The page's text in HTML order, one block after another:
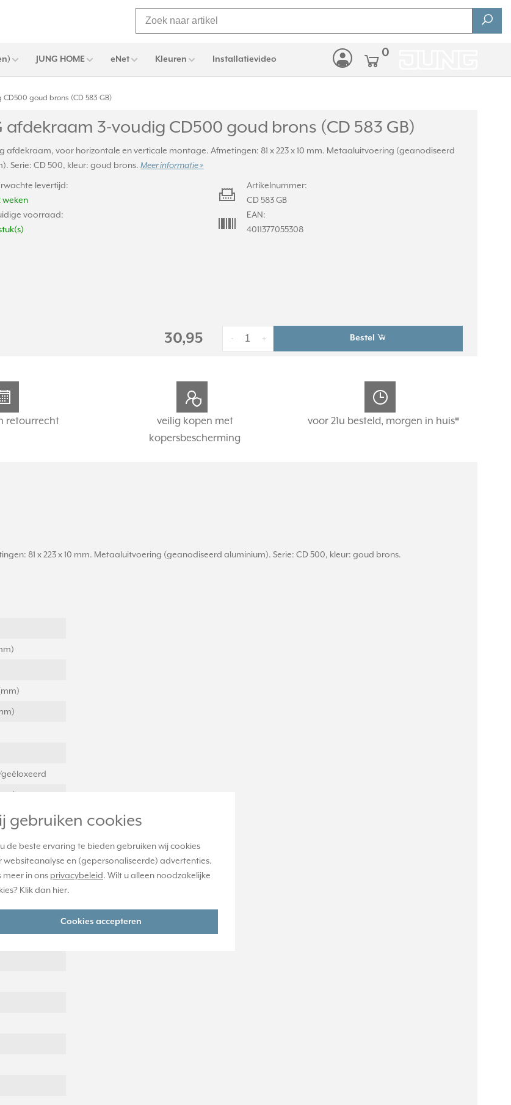
gebruiken cookies
de beste ervaring te bieden gebruiken wij cookies
websiteanalyse en (gepersonaliseerde) advertenties.
meer in ons privacybeleid. Wilt u alleen noodzakelijke
Klik dan hier.
Cookies accepteren
JUNG HOME eNet Kleuren Installatievideo 0
CD500 goud brons (CD 583 GB)
afdekraam 3-voudig CD500 goud brons (CD 583 GB)
afdekraam, voor horizontale en verticale montage. Afmetingen: 81 x 223 x 10 mm. Metaaluitvoering (geanodiseerd
Serie: CD 500, kleur: goud brons.Meer informatie »
levertijd:
weken
voorraad:
Artikelnummer:
CD 583 GB
EAN:
4011377055308
30,95 +
- Bestel
retourrecht
veilig kopen met
kopersbescherming
voor 21u besteld, morgen in huis*
81 x 223 x 10 mm. Metaaluitvoering (geanodiseerd aluminium). Serie: CD 500, kleur: goud brons.